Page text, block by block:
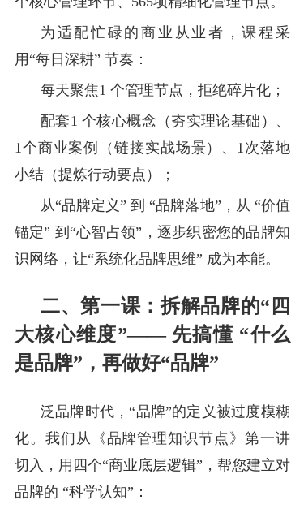
为适配忙碌的商业从业者，课程采
用“每日深耕” 节奏：
每天聚焦1 个管理节点，拒绝碎片化；
配套1 个核心概念（夯实理论基础）、
1个商业案例（链接实战场景）、1次落地
小结（提炼行动要点）；
从“品牌定义” 到 “品牌落地”，从 “价值
锚定” 到“心智占领”，逐步织密您的品牌知
识网络，让“系统化品牌思维” 成为本能。
二、第一课：拆解品牌的“四
大核心维度”—— 先搞懂 “什么
是品牌”，再做好“品牌”
泛品牌时代，“品牌”的定义被过度模糊
化。我们从《品牌管理知识节点》第一讲
切入，用四个“商业底层逻辑”，帮您建立对
品牌的 “科学认知”：